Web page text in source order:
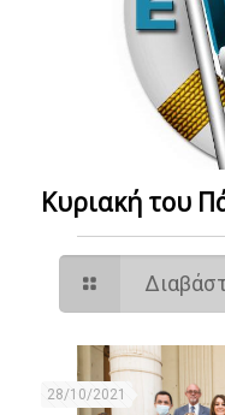
Κυριακή του
28/10/2021